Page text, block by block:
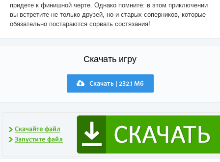
придете к финишной черте. Однако помните: в этом приключении
вы встретите не только друзей, но и старых соперников, которые
обязательно постараются сорвать состязания!
Скачать игру
Скачать | 232.1 Мб